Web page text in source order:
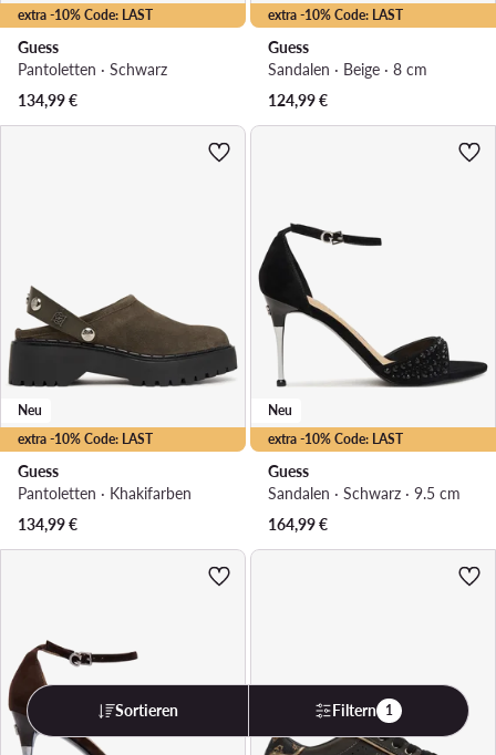
extra -10% Code: LAST
Guess
Pantoletten · Schwarz
134,99€
extra -10% Code: LAST
Guess
Sandalen · Beige · 8 cm
124,99€
extra -10% Code: LAST
Neu
Guess
Pantoletten · Khakifarben
134,99€
extra -10% Code: LAST
Neu
Guess
Sandalen · Schwarz · 9.5 cm
164,99€
Sortieren Filtern 1